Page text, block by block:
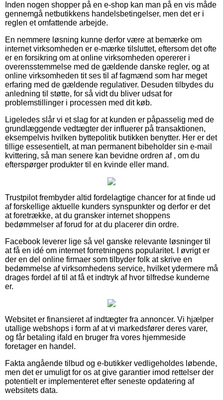
Inden nogen shopper på en e-shop kan man på en vis måde
gennemgå netbutikkens handelsbetingelser, men det er i
reglen et omfattende arbejde.
En nemmere løsning kunne derfor være at bemærke om
internet virksomheden er e-mærke tilsluttet, eftersom det ofte
er en forsikring om at online virksomheden opererer i
overensstemmelse med de gældende danske regler, og at
online virksomheden tit ses til af fagmænd som har meget
erfaring med de gældende regulativer. Desuden tilbydes du
anledning til støtte, for så vidt du bliver udsat for
problemstillinger i processen med dit køb.
Ligeledes slår vi et slag for at kunden er påpasselig med de
grundlæggende vedtægter der influerer på transaktionen,
eksempelvis hvilken byttepolitik butikken benytter. Her er det
tillige essesentielt, at man permanent bibeholder sin e-mail
kvittering, så man senere kan bevidne ordren af , om du
efterspørger produkter til en kvinde eller mand.
Trustpilot frembyder altid fordelagtige chancer for at finde ud
af forskellige aktuelle kunders synspunkter og derfor er det
at foretrække, at du gransker internet shoppens
bedømmelser af forud for at du placerer din ordre.
Facebook leverer lige så vel ganske relevante løsninger til
at få en idé om internet forretningens popularitet. I øvrigt er
der en del online firmaer som tilbyder folk at skrive en
bedømmelse af virksomhedens service, hvilket ydermere må
drages fordel af til at få et indtryk af hvor tilfredse kunderne
er.
Websitet er finansieret af indtægter fra annoncer. Vi hjælper
utallige webshops i form af at vi markedsfører deres varer,
og får betaling ifald en bruger fra vores hjemmeside
foretager en handel.
Fakta angående tilbud og e-butikker vedligeholdes løbende,
men det er umuligt for os at give garantier imod rettelser der
potentielt er implementeret efter seneste opdatering af
websitets data.